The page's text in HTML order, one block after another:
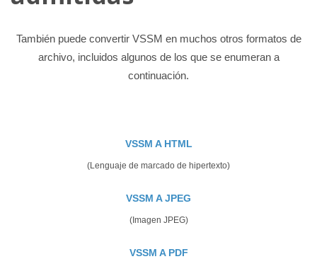
También puede convertir VSSM en muchos otros formatos de
archivo, incluidos algunos de los que se enumeran a
continuación.
VSSM A HTML
(Lenguaje de marcado de hipertexto)
VSSM A JPEG
(Imagen JPEG)
VSSM A PDF